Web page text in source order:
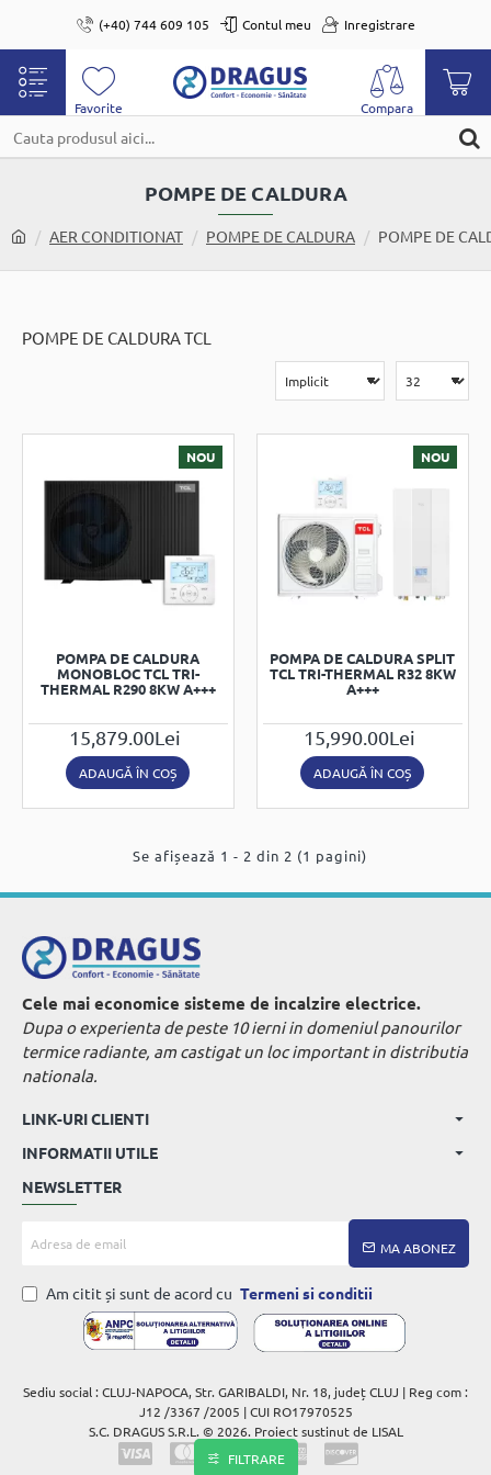
(+40) 744 609 105 Contul meu Inregistrare
Cauta
POMPE DE CALDURA
homeAER CONDITIONAT POMPE DE CALDURA POMPE DE
POMPE DE CALDURA TCL
NOU
POMPA DE CALDURA
MONOBLOC TCL TRI-
THERMAL R290 8KW A+++
15,879.00Lei
ADAUGĂ ÎN COȘ
NOU
POMPA DE CALDURA SPLIT
TCL TRI-THERMAL R32 8KW
A+++
15,990.00Lei
ADAUGĂ ÎN COȘ
Se afișează 1 - 2 din 2 (1 pagini)
Cele mai economice sisteme de incalzire electrice.
Dupa o experienta de peste 10 ierni in domeniul panourilor
termice radiante, am castigat un loc important in distributia
nationala.
LINK-URI CLIENTI
INFORMATII UTILE
NEWSLETTER
de
MA ABONEZ
Am citit și sunt de acord cu Termeni si conditii
Sediu social : CLUJ-NAPOCA, Str. GARIBALDI, Nr. 18, județ CLUJ | Reg com :
J12 /3367 /2005 | CUI RO17970525
S.C. DRAGUS S.R.L. © 2026. Proiect sustinut de LISAL
FILTRARE